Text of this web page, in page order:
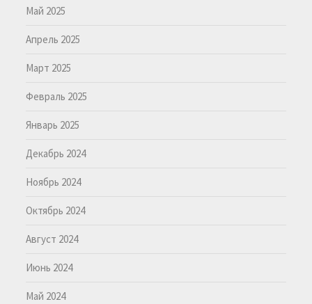
Май 2025
Апрель 2025
Март 2025
Февраль 2025
Январь 2025
Декабрь 2024
Ноябрь 2024
Октябрь 2024
Август 2024
Июнь 2024
Май 2024